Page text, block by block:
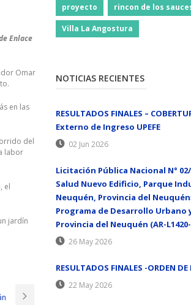
Enlace
Omar
en las
del
labor
el
jardín
proyecto rincon de los
Villa La Angostura
NOTICIAS RECIENTES
RESULTADOS FINALES –
Externo de Ingreso UPEFE
02 Jun 2026
Licitación Pública Nacional N°
Salud Nuevo Edificio, Parque
Neuquén, Provincia del
Programa de Desarrollo Urbano
Provincia del Neuquén (AR-
26 May 2026
RESULTADOS FINALES -ORDEN DE
22 May 2026